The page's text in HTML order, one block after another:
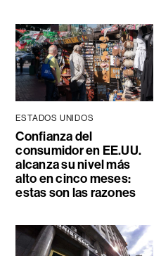
ESTADOS UNIDOS
Confianza del
consumidor en EE.UU.
alcanza su nivel más
alto en cinco meses:
estas son las razones